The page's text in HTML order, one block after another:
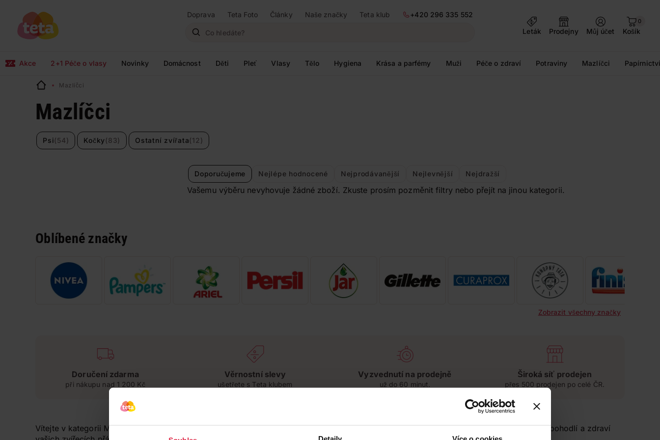
Doprava Teta Foto Články Naše značky Teta klub
+420 296 335 552
Leták
Prodejny Můj účet
0
Košík
Akce 2+1 Péče o vlasy Novinky Domácnost Děti Pleť Vlasy Tělo Hygiena Krása a parfémy Muži Péče o zdraví Potraviny Mazlíčci
Mazlíčci
Mazlíčci
Psi(54) Kočky (83) Ostatní zvířata(12)
Doporučujeme Nejlépe hodnocené Nejprodávanější Nejlevnější Nejdražší
Vašemu výběru nevyhovuje žádné zboží. Zkuste prosím pozměnit filtry nebo přejít na jinou kategorii.
Oblíbené značky
Zobrazit všechny značky
Doručení zdarma
při nákupu nad 1 200 Kč
Věrnostní slevy
ušetřete s Teta klubem
Vyzvednutí na prodejně
už do 60 minut.
Široká síť prodejen
přes 500 prodejen po celé ČR.
Vítejte v kategorii Mazlíčci, kde najdete vše potřebné pro péči o vaše domácí mazlíčky. Nabízíme široký sortiment produktů, které zajistí pohodlí a zdraví